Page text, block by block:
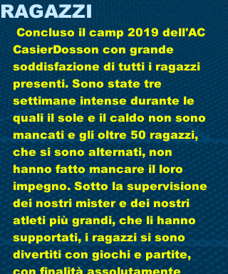
RAGAZZI
CasierDosson con grande
soddisfazione di tutti i ragazzi
presenti. Sono state tre
settimane intense durante le
quali il sole e il caldo non sono
mancati e gli oltre 50 ragazzi,
che si sono alternati, non
hanno fatto mancare il loro
impegno. Sotto la supervisione
dei nostri mister e dei nostri
atleti più grandi, che li hanno
supportati, i ragazzi si sono
divertiti con giochi e partite,
con finalità assolutamente